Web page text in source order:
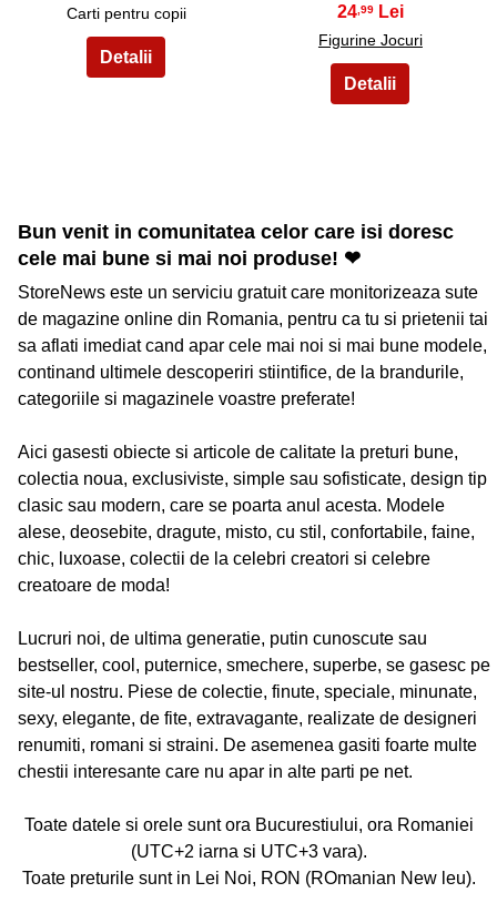
Carti pentru copii
24 ,99
Figurine Jocuri
Bun venit in comunitatea celor care isi doresc
cele mai bune si mai noi produse! ❤
StoreNews este un serviciu gratuit care monitorizeaza sute
de magazine online din Romania, pentru ca tu si prietenii tai
sa aflati imediat cand apar cele mai noi si mai bune modele,
continand ultimele descoperiri stiintifice, de la brandurile,
categoriile si magazinele voastre preferate!
Aici gasesti obiecte si articole de calitate la preturi bune,
colectia noua, exclusiviste, simple sau sofisticate, design tip
clasic sau modern, care se poarta anul acesta. Modele
alese, deosebite, dragute, misto, cu stil, confortabile, faine,
chic, luxoase, colectii de la celebri creatori si celebre
creatoare de moda!
Lucruri noi, de ultima generatie, putin cunoscute sau
bestseller, cool, puternice, smechere, superbe, se gasesc pe
site-ul nostru. Piese de colectie, finute, speciale, minunate,
sexy, elegante, de fite, extravagante, realizate de designeri
renumiti, romani si straini. De asemenea gasiti foarte multe
chestii interesante care nu apar in alte parti pe net.
Toate datele si orele sunt ora Bucurestiului, ora Romaniei
(UTC+2 iarna si UTC+3 vara).
Toate preturile sunt in Lei Noi, RON (ROmanian New leu).